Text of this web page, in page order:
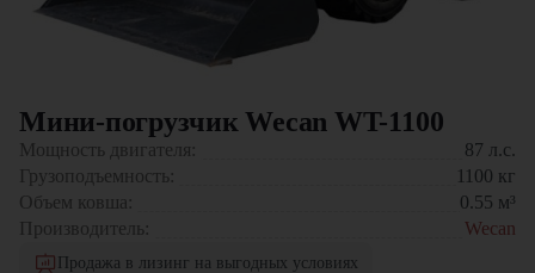
Мини-погрузчик Wecan WT-1100
Мощность двигателя: 87 л.с.
Грузоподъемность:
1100 кг
Объем ковша:
0.55 м³
Производитель:
Wecan
Продажа в лизинг на выгодных условиях